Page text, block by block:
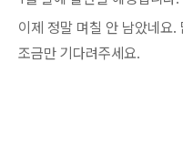
이제 정말 며칠 안 남았네요.
조금만 기다려주세요.